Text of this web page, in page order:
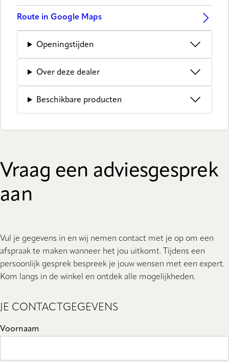
Route in Google Maps
Openingstijden
Over deze dealer
Beschikbare producten
Vraag een adviesgesprek
aan
Vul je gegevens in en wij nemen contact met je op om een
afspraak te maken wanneer het jou uitkomt. Tijdens een
persoonlijk gesprek bespreek je jouw wensen met een expert.
Kom langs in de winkel en ontdek alle mogelijkheden.
JE CONTACTGEGEVENS
Voornaam